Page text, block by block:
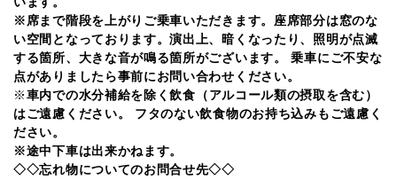
※席まで階段を上がりご乗車いただきます。座席部分は窓のな
い空間となっております。演出上、暗くなったり、照明が点滅
する箇所、大きな音が鳴る箇所がございます。 乗車にご不安な
点がありましたら事前にお問い合わせください。
※車内での水分補給を除く飲食（アルコール類の摂取を含む）
はご遠慮ください。 フタのない飲食物のお持ち込みもご遠慮く
ださい。
※途中下車は出来かねます。
◇◇忘れ物についてのお問合せ先◇◇